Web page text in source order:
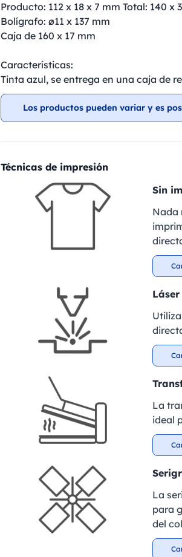
Producto: 112 x 18 x 7 mm Total: 140 x
Bolígrafo: ø11 x 137 mm
Caja de 160 x 17 mm
Características:
Tinta azul, se entrega en una caja de
Los productos pueden variar y es
Técnicas de impresión
Sin
Nada
Láser
La
ideal
La
para
del